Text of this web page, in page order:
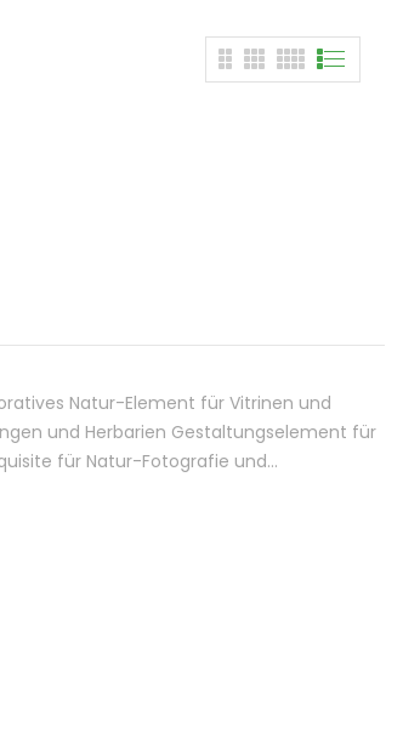
Natur-Element für Vitrinen und
und Herbarien Gestaltungselement für
für Natur-Fotografie und…